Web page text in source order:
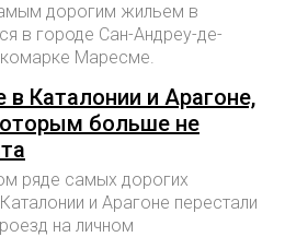
дорогим жильем в
в городе Сан-Андреу-де-
Маресме.
в Каталонии и Арагоне,
больше не
ряде самых дорогих
и Арагоне перестали
на личном